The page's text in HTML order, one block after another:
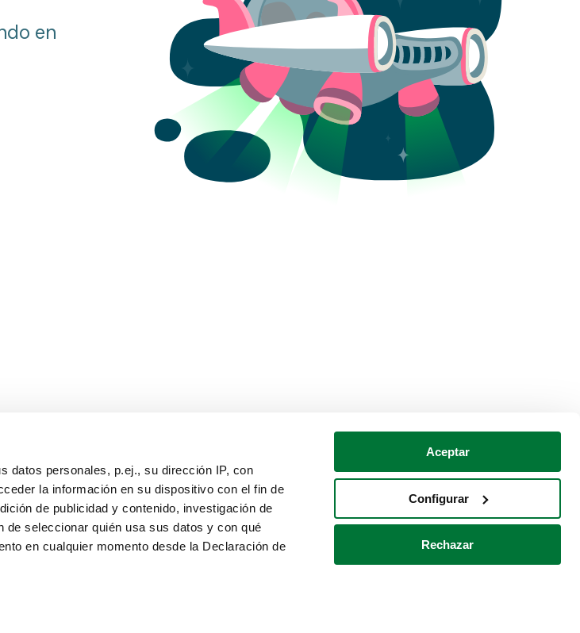
datos personales, p.ej., su dirección IP, con
la información en su dispositivo con el fin de
de publicidad y contenido, investigación de
seleccionar quién usa sus datos y con qué
en cualquier momento desde la Declaración de
Aceptar
Configurar
Rechazar
en